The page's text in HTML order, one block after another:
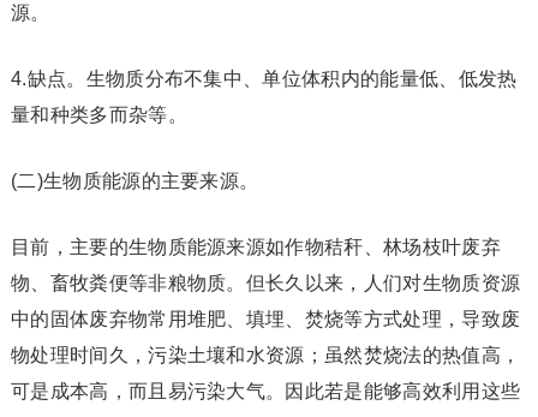
源。
4.缺点。生物质分布不集中、单位体积内的能量低、低发热
量和种类多而杂等。
(二)生物质能源的主要来源。
目前，主要的生物质能源来源如作物秸秆、林场枝叶废弃
物、畜牧粪便等非粮物质。但长久以来，人们对生物质资源
中的固体废弃物常用堆肥、填埋、焚烧等方式处理，导致废
物处理时间久，污染土壤和水资源；虽然焚烧法的热值高，
可是成本高，而且易污染大气。因此若是能够高效利用这些